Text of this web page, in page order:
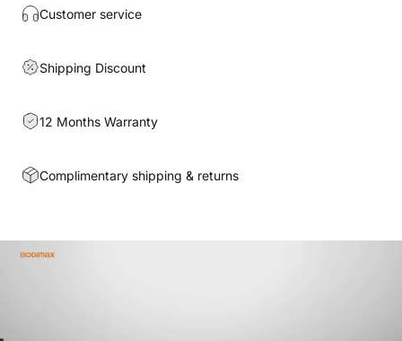
Customer service
Shipping Discount
12 Months Warranty
Complimentary shipping & returns